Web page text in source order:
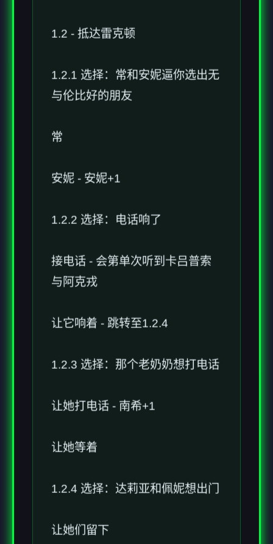
1.2 - 抵达雷克顿
1.2.1 选择：常和安妮逼你选出无
与伦比好的朋友
常
安妮 - 安妮+1
1.2.2 选择：电话响了
接电话 - 会第单次听到卡吕普索
与阿克戎
让它响着 - 跳转至1.2.4
1.2.3 选择：那个老奶奶想打电话
让她打电话 - 南希+1
让她等着
1.2.4 选择：达莉亚和佩妮想出门
让她们留下